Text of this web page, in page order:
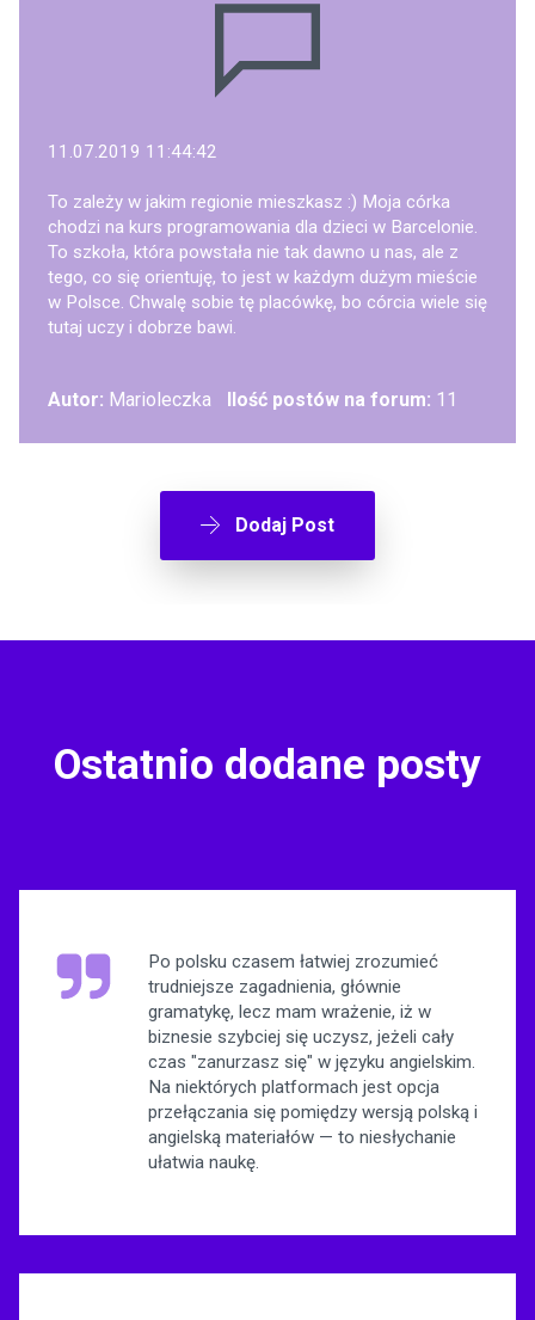
11.07.2019 11:44:42
To zależy w jakim regionie mieszkasz :) Moja córka
chodzi na kurs programowania dla dzieci w Barcelonie.
To szkoła, która powstała nie tak dawno u nas, ale z
tego, co się orientuję, to jest w każdym dużym mieście
w Polsce. Chwalę sobie tę placówkę, bo córcia wiele się
tutaj uczy i dobrze bawi.
Autor: Marioleczka Ilość postów na forum: 11
Dodaj Post
Ostatnio dodane posty
Po polsku czasem łatwiej zrozumieć
trudniejsze zagadnienia, głównie
gramatykę, lecz mam wrażenie, iż w
biznesie szybciej się uczysz, jeżeli cały
czas "zanurzasz się" w języku angielskim.
Na niektórych platformach jest opcja
przełączania się pomiędzy wersją polską i
angielską materiałów — to niesłychanie
ułatwia naukę.